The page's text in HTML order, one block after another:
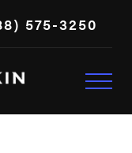
575-3250